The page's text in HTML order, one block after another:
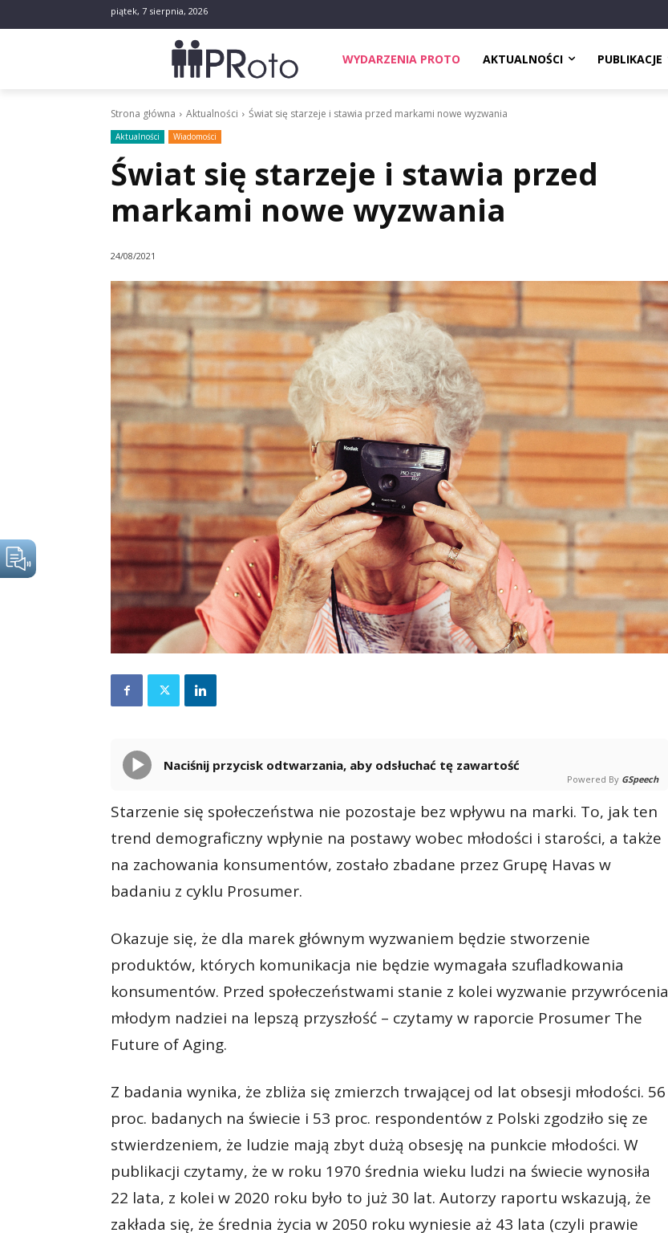
piątek, 7 sierpnia, 2026
WYDARZENIA PROTO AKTUALNOŚCI PUBLIKACJE
Strona główna Aktualności Świat się starzeje i stawia przed markami nowe wyzwania
Aktualności Wiadomości
Świat się starzeje i stawia przed
markami nowe wyzwania
24/08/2021
Naciśnij przycisk odtwarzania, aby odsłuchać tę zawartość
Powered By GSpeech
Starzenie się społeczeństwa nie pozostaje bez wpływu na marki. To, jak ten
trend demograficzny wpłynie na postawy wobec młodości i starości, a także
na zachowania konsumentów, zostało zbadane przez Grupę Havas w
badaniu z cyklu Prosumer.
Okazuje się, że dla marek głównym wyzwaniem będzie stworzenie
produktów, których komunikacja nie będzie wymagała szufladkowania
konsumentów. Przed społeczeństwami stanie z kolei wyzwanie przywrócenia
młodym nadziei na lepszą przyszłość – czytamy w raporcie Prosumer The
Future of Aging.
Z badania wynika, że zbliża się zmierzch trwającej od lat obsesji młodości. 56
proc. badanych na świecie i 53 proc. respondentów z Polski zgodziło się ze
stwierdzeniem, że ludzie mają zbyt dużą obsesję na punkcie młodości. W
publikacji czytamy, że w roku 1970 średnia wieku ludzi na świecie wynosiła
22 lata, z kolei w 2020 roku było to już 30 lat. Autorzy raportu wskazują, że
zakłada się, że średnia życia w 2050 roku wyniesie aż 43 lata (czyli prawie